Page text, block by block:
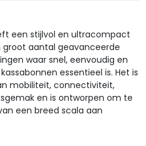
een stijlvol en ultracompact
aantal geavanceerde
waar snel, eenvoudig en
essentieel is. Het is
mobiliteit, connectiviteit,
en is ontworpen om te
een breed scala aan